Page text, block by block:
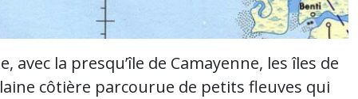
la presqu’île de Camayenne, les îles de
côtière parcourue de petits fleuves qui